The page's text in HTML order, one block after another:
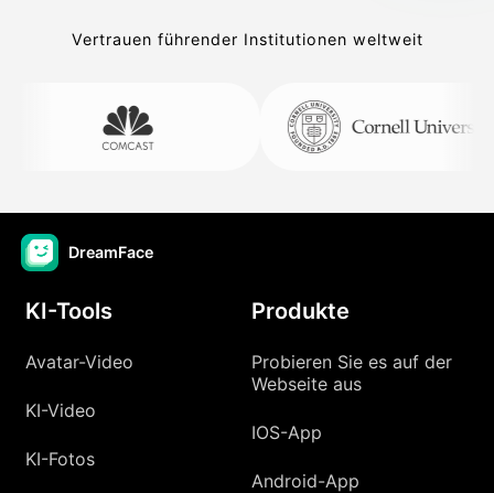
Vertrauen führender Institutionen weltweit
DreamFace
KI-Tools
Avatar-Video
KI-Video
KI-Fotos
Produkte
Probieren Sie es auf der
Webseite aus
IOS-App
Android-App